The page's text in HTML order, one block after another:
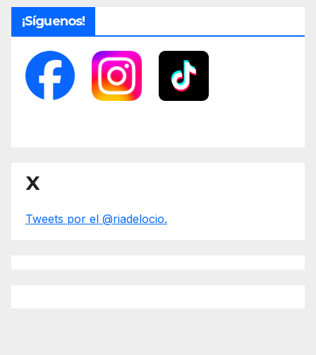
¡Síguenos!
X
Tweets por el @riadelocio.